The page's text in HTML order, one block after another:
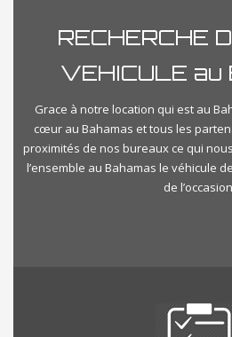
RECHERCHE
VEHICULE au
Grace à notre location qui est au
cœur au Bahamas et tous les
proximités de nos bureaux ce qui
l’ensemble au Bahamas le véhicule
de